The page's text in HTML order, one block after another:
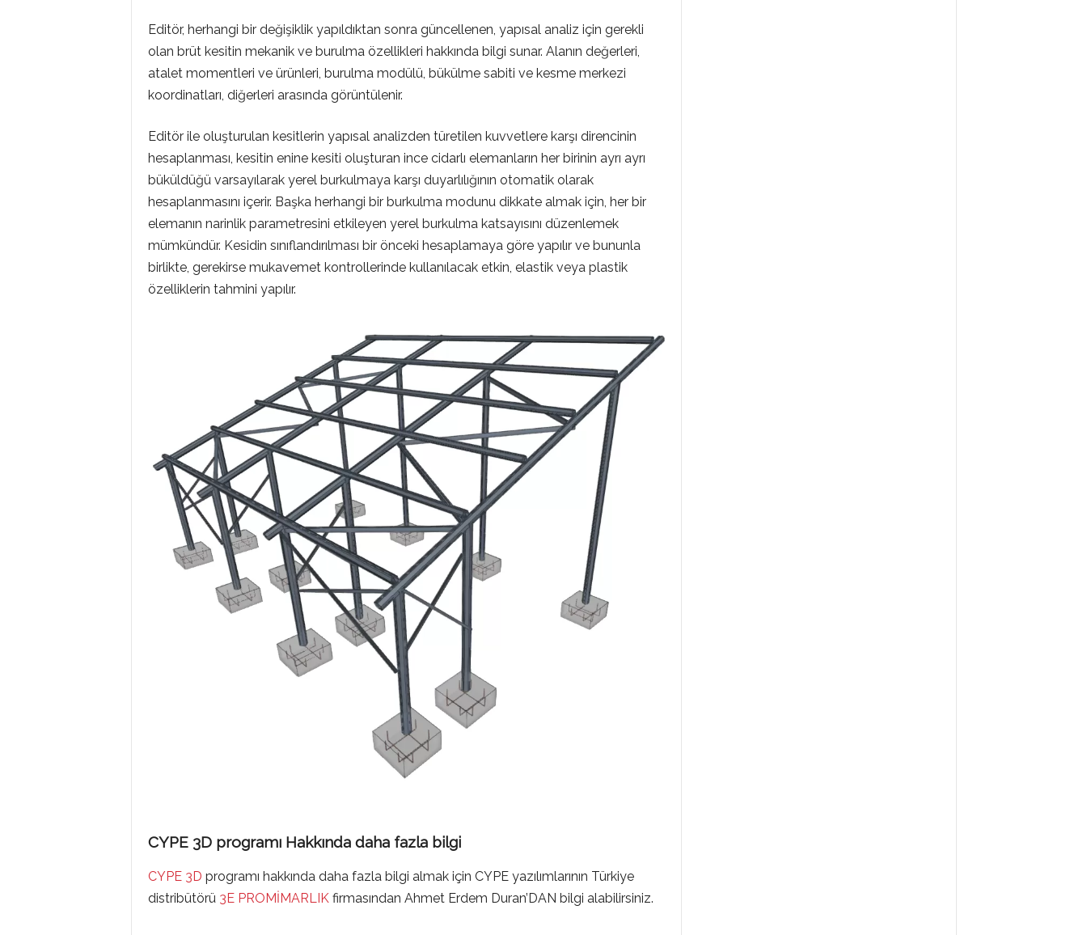
Editör, herhangi bir değişiklik yapıldıktan sonra güncellenen, yapısal analiz için gerekli
olan brüt kesitin mekanik ve burulma özellikleri hakkında bilgi sunar. Alanın değerleri,
atalet momentleri ve ürünleri, burulma modülü, bükülme sabiti ve kesme merkezi
koordinatları, diğerleri arasında görüntülenir.
Editör ile oluşturulan kesitlerin yapısal analizden türetilen kuvvetlere karşı direncinin
hesaplanması, kesitin enine kesiti oluşturan ince cidarlı elemanların her birinin ayrı ayrı
büküldüğü varsayılarak yerel burkulmaya karşı duyarlılığının otomatik olarak
hesaplanmasını içerir. Başka herhangi bir burkulma modunu dikkate almak için, her bir
elemanın narinlik parametresini etkileyen yerel burkulma katsayısını düzenlemek
mümkündür. Kesidin sınıflandırılması bir önceki hesaplamaya göre yapılır ve bununla
birlikte, gerekirse mukavemet kontrollerinde kullanılacak etkin, elastik veya plastik
özelliklerin tahmini yapılır.
CYPE 3D programı Hakkında daha fazla bilgi
CYPE 3D programı hakkında daha fazla bilgi almak için CYPE yazılımlarının Türkiye
distribütörü3E PROMİMARLIKfirmasından Ahmet Erdem Duran’DAN bilgi alabilirsiniz.